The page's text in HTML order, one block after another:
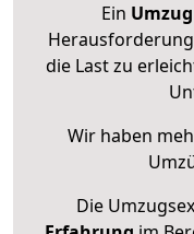
Ein Umzug
die Last zu
Wir haben
Die